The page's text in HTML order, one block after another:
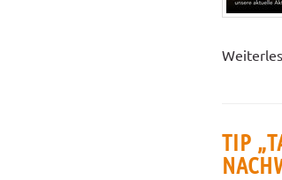
TIP